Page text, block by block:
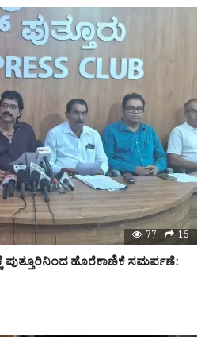
77 15
ಪುತ್ತೂರಿನಿಂದ ಹೊರೆಕಾಣಿಕೆ ಸಮರ್ಪಣೆ: